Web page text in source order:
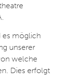
es möglich
unserer
welche
Dies erfolgt